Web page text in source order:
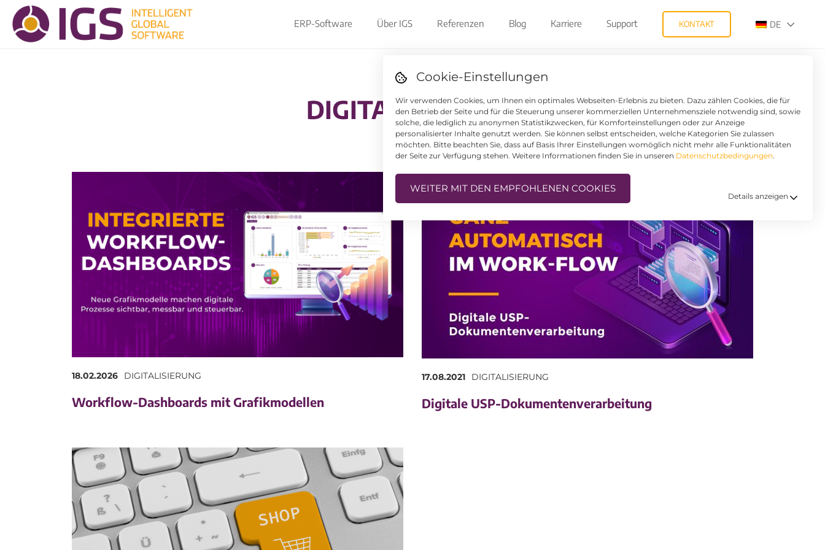
Cookie-Einstellungen
Wir verwenden Cookies, um Ihnen ein optimales Webseiten-Erlebnis zu bieten. Dazu zählen Cookies, die für
den Betrieb der Seite und für die Steuerung unserer kommerziellen Unternehmensziele notwendig sind, sowie
solche, die lediglich zu anonymen Statistikzwecken, für Komforteinstellungen oder zur Anzeige
personalisierter Inhalte genutzt werden. Sie können selbst entscheiden, welche Kategorien Sie zulassen
möchten. Bitte beachten Sie, dass auf Basis Ihrer Einstellungen womöglich nicht mehr alle Funktionalitäten
der Seite zur Verfügung stehen. Weitere Informationen finden Sie in unseren Datenschutzbedingungen.
WEITER MIT DEN EMPFOHLENEN COOKIES
Details anzeigen
ERP-Software Über IGS Referenzen Blog Karriere Support KONTAKT DE
DIGITALISIERUNG
18.02.2026 DIGITALISIERUNG
Workflow-Dashboards mit Grafikmodellen
17.08.2021 DIGITALISIERUNG
Digitale USP-Dokumentenverarbeitung